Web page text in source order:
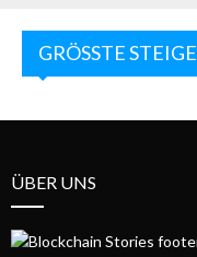
GRÖSSTE STEIGER
ÜBER UNS